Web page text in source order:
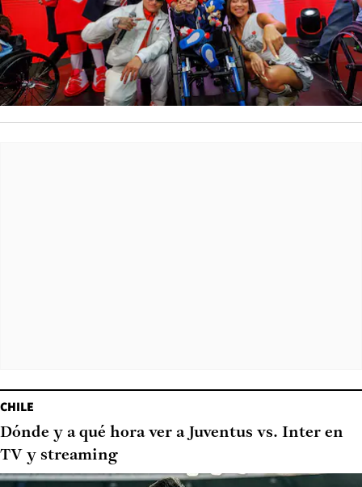
CHILE
Dónde y a qué hora ver a Juventus vs. Inter en
TV y streaming